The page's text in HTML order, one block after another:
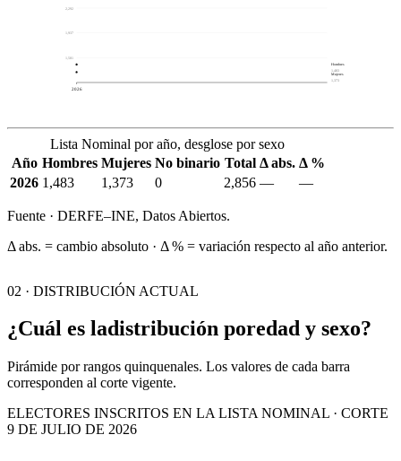
1,581
1,937
2,292
2026
Mujeres
1,373
Hombres
1,483
Lista Nominal por año, desglose por sexo
Año Hombres Mujeres No binario Total Δ abs. Δ %
2026 1,483 1,373 0 2,856 — —
Fuente · DERFE–INE, Datos Abiertos.
Δ abs. = cambio absoluto · Δ % = variación respecto al año anterior.
02 · DISTRIBUCIÓN ACTUAL
¿Cuál es ladistribución poredad y sexo?
Pirámide por rangos quinquenales. Los valores de cada barra
corresponden al corte vigente.
ELECTORES INSCRITOS EN LA LISTA NOMINAL · CORTE
9 DE JULIO DE 2026